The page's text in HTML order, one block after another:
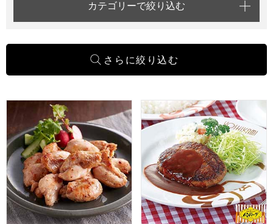
カテゴリーで絞り込む
九州産華味鳥 鶏トロジューシー焼き塩ごま油にんにく
ヨシカミ デミハンバーグ 2個